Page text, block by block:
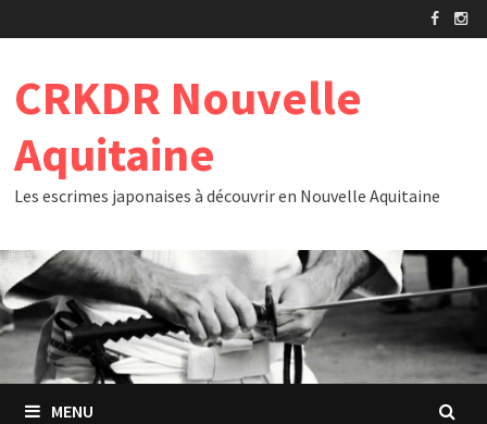
au
CRKDR Nouvelle
Aquitaine
Les escrimes japonaises à découvrir en Nouvelle Aquitaine
MENU